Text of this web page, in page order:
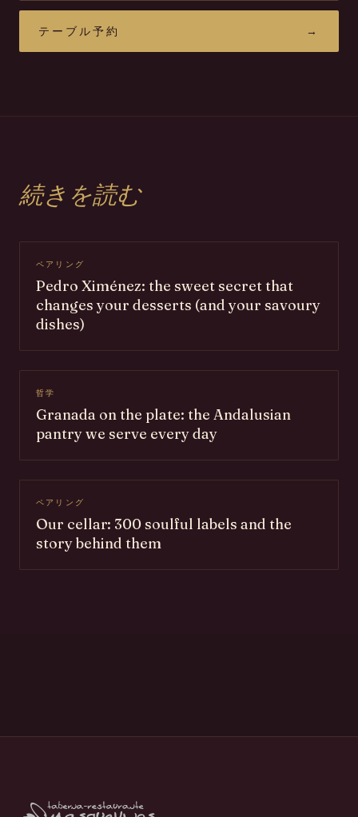
テーブル予約 →
続きを読む
ペアリング
Pedro Ximénez: the sweet secret that
changes your desserts (and your savoury
dishes)
哲学
Granada on the plate: the Andalusian
pantry we serve every day
ペアリング
Our cellar: 300 soulful labels and the
story behind them